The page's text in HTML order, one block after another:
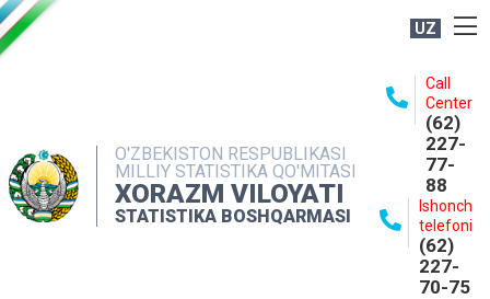
UZ
O'ZBEKISTON RESPUBLIKASI
MILLIY STATISTIKA QO'MITASI
XORAZM VILOYATI
STATISTIKA BOSHQARMASI
Call
Center
(62)
227-
77-
88
Ishonch
telefoni
(62)
227-
70-75
NASHRLAR
INTERAKTIV XIZMATLAR
MATBUOT XIZMATI